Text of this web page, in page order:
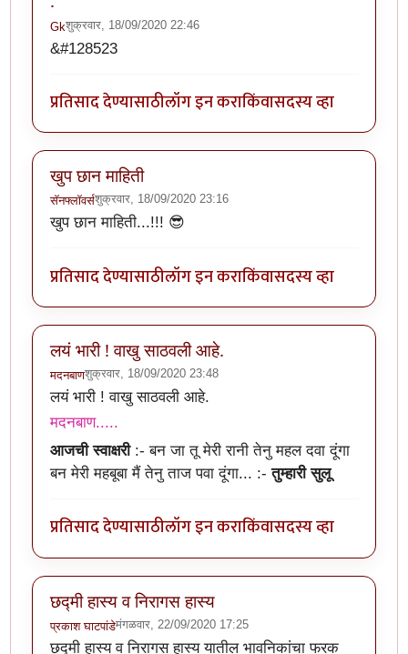
Gkशुक्रवार, 18/09/2020 22:46
&#128523
प्रतिसाद देण्यासाठीलॉग इन कराकिंवासदस्य व्हा
खुप छान माहिती
सॅनफ्लॉवर्सशुक्रवार, 18/09/2020 23:16
खुप छान माहिती...!!! 😎
प्रतिसाद देण्यासाठीलॉग इन कराकिंवासदस्य व्हा
लयं भारी ! वाखु साठवली आहे.
मदनबाणशुक्रवार, 18/09/2020 23:48
लयं भारी ! वाखु साठवली आहे.
मदनबाण.....
आजची स्वाक्षरी:-बन जा तू मेरी रानी तेनु महल दवा दूंगा
बन मेरी महबूबा मैं तेनु ताज पवा दूंगा... :-तुम्हारी सुलू
प्रतिसाद देण्यासाठीलॉग इन कराकिंवासदस्य व्हा
छद्मी हास्य व निरागस हास्य
प्रकाश घाटपांडेमंगळवार, 22/09/2020 17:25
छद्मी हास्य व निरागस हास्य यातील भावनिकांचा फरक